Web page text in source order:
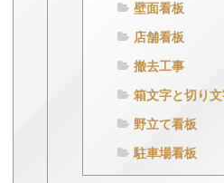
壁面看板
店舗看板
撤去工事
箱文字と切り
野立て看板
駐車場看板